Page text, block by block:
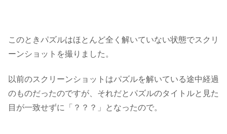
このときパズルはほとんど全く解いていない状態でスクリ
ーンショットを撮りました。
以前のスクリーンショットはパズルを解いている途中経過
のものだったのですが、それだとパズルのタイトルと見た
目が一致せずに「？？？」となったので。